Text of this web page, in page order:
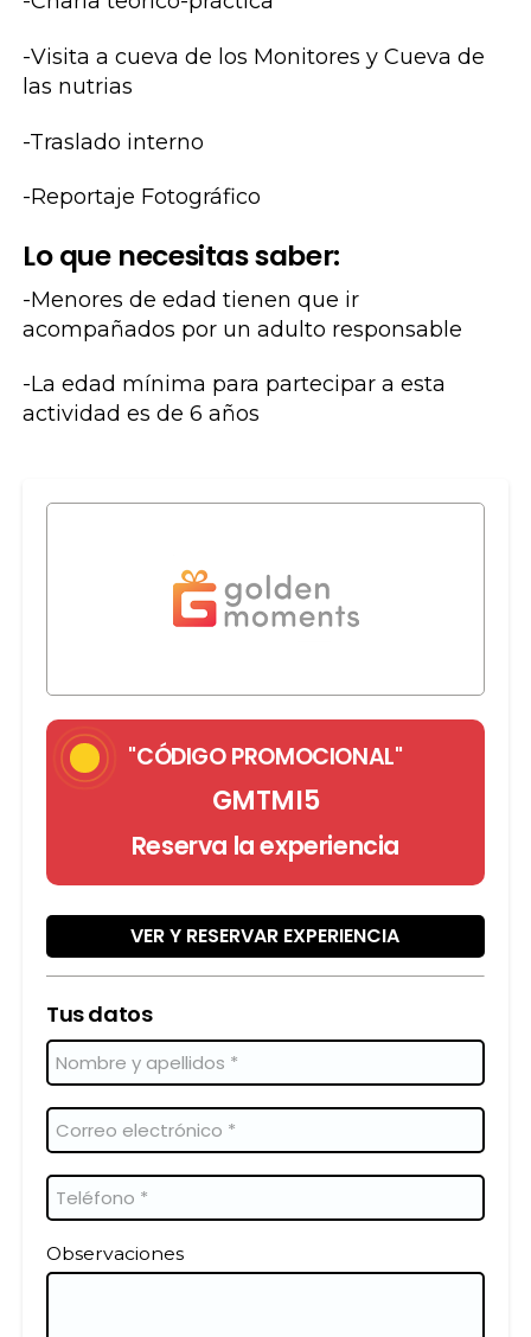
-Visita a cueva de los Monitores y Cueva de
las nutrias
-Traslado interno
-Reportaje Fotográfico
Lo que necesitas saber:
-Menores de edad tienen que ir
acompañados por un adulto responsable
-La edad mínima para partecipar a esta
actividad es de 6 años
"CÓDIGO PROMOCIONAL"
GMTMI5
Reserva la experiencia
VER Y RESERVAR EXPERIENCIA
Tus datos
Observaciones